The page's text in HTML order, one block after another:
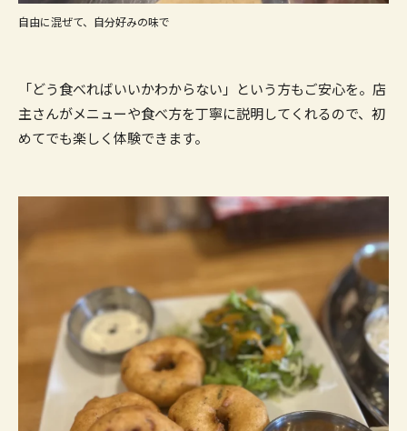
自由に混ぜて、自分好みの味で
「どう食べればいいかわからない」という方もご安心を。店
主さんがメニューや食べ方を丁寧に説明してくれるので、初
めてでも楽しく体験できます。